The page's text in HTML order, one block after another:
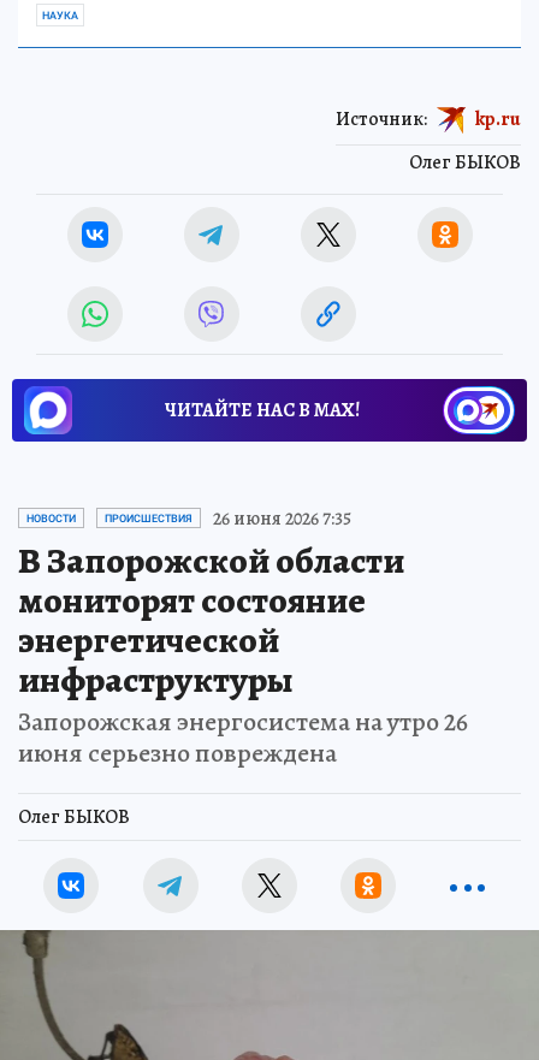
НАУКА
Олег БЫКОВ
Источник: kp.ru
ЧИТАЙТЕ НАС В МАХ!
НОВОСТИ ПРОИСШЕСТВИЯ 26 июня 2026 7:35
В Запорожской области
мониторят состояние
энергетической
инфраструктуры
Запорожская энергосистема на утро 26
июня серьезно повреждена
Олег БЫКОВ